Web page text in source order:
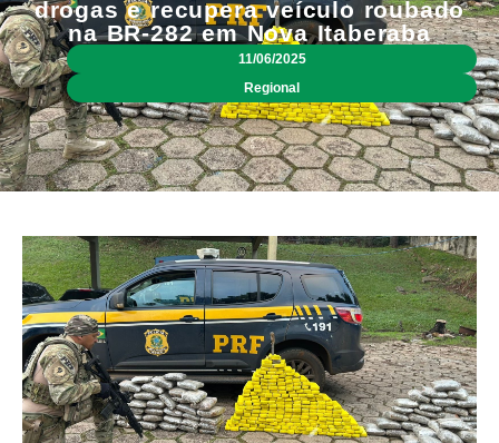
drogas e recupera veículo roubado
na BR-282 em Nova Itaberaba
11/06/2025
Regional